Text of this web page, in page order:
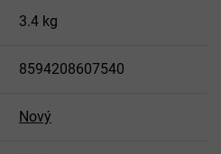
3.4 kg
8594208607540
Nový